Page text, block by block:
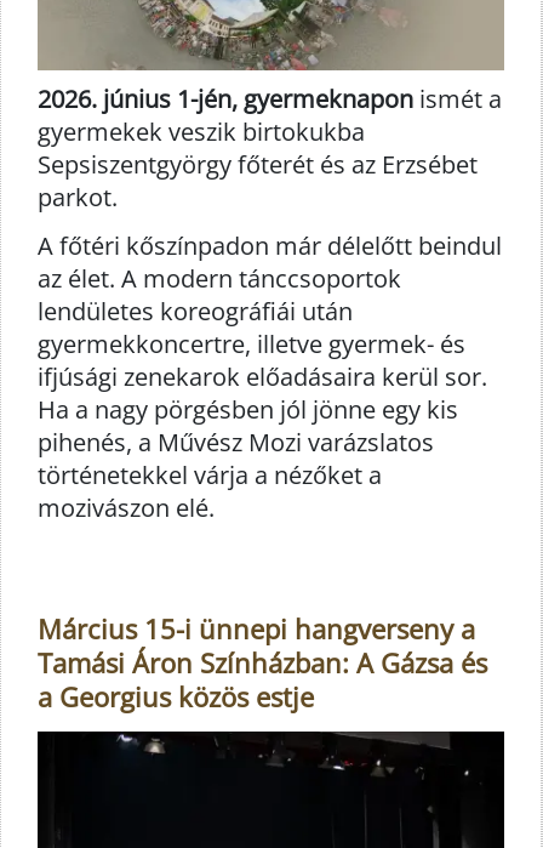
2026. június 1-jén, gyermeknapon ismét a
gyermekek veszik birtokukba
Sepsiszentgyörgy főterét és az Erzsébet
parkot.
A főtéri kőszínpadon már délelőtt beindul
az élet. A modern tánccsoportok
lendületes koreográfiái után
gyermekkoncertre, illetve gyermek- és
ifjúsági zenekarok előadásaira kerül sor.
Ha a nagy pörgésben jól jönne egy kis
pihenés, a Művész Mozi varázslatos
történetekkel várja a nézőket a
mozivászon elé.
Március 15-i ünnepi hangverseny a
Tamási Áron Színházban: A Gázsa és
a Georgius közös estje